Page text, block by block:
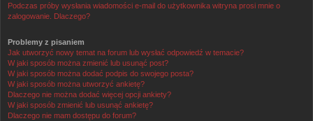
Podczas próby wysłania wiadomości e-mail do użytkownika witryna prosi mnie o
zalogowanie. Dlaczego?
Problemy z pisaniem
Jak utworzyć nowy temat na forum lub wysłać odpowiedź w temacie?
W jaki sposób można zmienić lub usunąć post?
W jaki sposób można dodać podpis do swojego posta?
W jaki sposób można utworzyć ankietę?
Dlaczego nie można dodać więcej opcji ankiety?
W jaki sposób zmienić lub usunąć ankietę?
Dlaczego nie mam dostępu do forum?